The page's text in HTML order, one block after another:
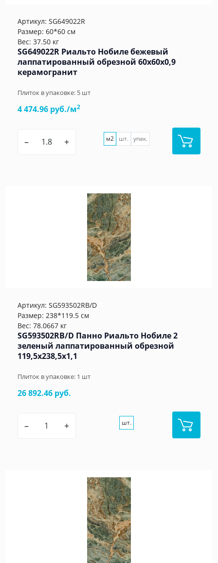
Артикул: SG649022R
Размер: 60*60 см
Вес: 37.50 кг
SG649022R Риальто Нобиле бежевый
лаппатированный обрезной 60x60х0,9
керамогранит
Плиток в упаковке: 5 шт
4 474.96 руб./м2
– + м2 шт. упак.
Артикул: SG593502RB/D
Размер: 238*119.5 см
Вес: 78.0667 кг
SG593502RB/D Панно Риальто Нобиле 2
зеленый лаппатированный обрезной
119,5x238,5x1,1
Плиток в упаковке: 1 шт
26 892.46 руб.
– + шт.